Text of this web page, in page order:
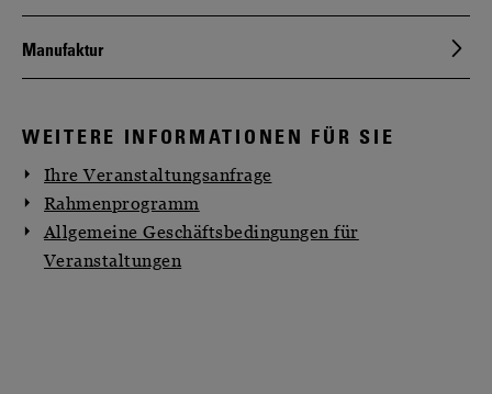
Manufaktur
WEITERE INFORMATIONEN FÜR SIE
Ihre Veranstaltungsanfrage
Rahmenprogramm
Allgemeine Geschäftsbedingungen für
Veranstaltungen